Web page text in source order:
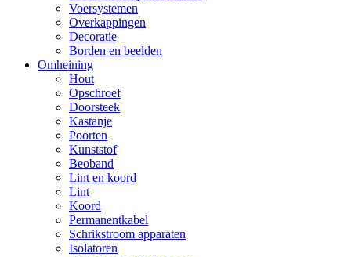
Voersystemen
Overkappingen
Decoratie
Borden en beelden
Omheining
Hout
Opschroef
Doorsteek
Kastanje
Poorten
Kunststof
Beoband
Lint en koord
Lint
Koord
Permanentkabel
Schrikstroom apparaten
Isolatoren